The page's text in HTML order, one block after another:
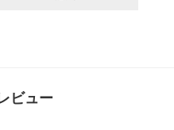
ビュー